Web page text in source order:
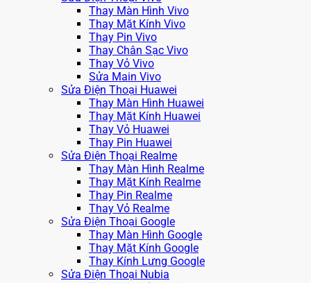
Thay Màn Hình Vivo
Thay Mặt Kính Vivo
Thay Pin Vivo
Thay Chân Sạc Vivo
Thay Vỏ Vivo
Sửa Main Vivo
Sửa Điện Thoại Huawei
Thay Màn Hình Huawei
Thay Mặt Kính Huawei
Thay Vỏ Huawei
Thay Pin Huawei
Sửa Điện Thoại Realme
Thay Màn Hình Realme
Thay Mặt Kính Realme
Thay Pin Realme
Thay Vỏ Realme
Sửa Điện Thoại Google
Thay Màn Hình Google
Thay Mặt Kính Google
Thay Kính Lưng Google
Sửa Điện Thoại Nubia